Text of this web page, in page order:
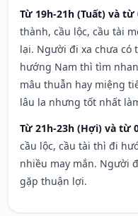
Từ 19h-21h (Tuất) và từ
thành, cầu lộc, cầu tài
lại. Người đi xa chưa có
hướng Nam thì tìm
mâu thuẫn hay miệng
lâu la nhưng tốt nhất
Từ 21h-23h (Hợi) và từ
cầu lộc, cầu tài thì đi
nhiều may mắn. Người
gặp thuận lợi.